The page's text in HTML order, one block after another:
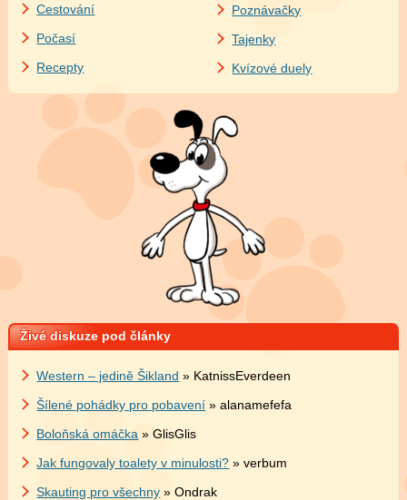
Cestování
Počasí
Recepty
Poznávačky
Tajenky
Kvízové duely
Živé diskuze pod články
Western – jedině Šikland » KatnissEverdeen
Šílené pohádky pro pobavení » alanamefefa
Boloňská omáčka » GlisGlis
Jak fungovaly toalety v minulosti? » verbum
Skauting pro všechny » Ondrak